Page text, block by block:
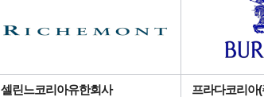
셀린느코리아유한회사 프라다코리아(